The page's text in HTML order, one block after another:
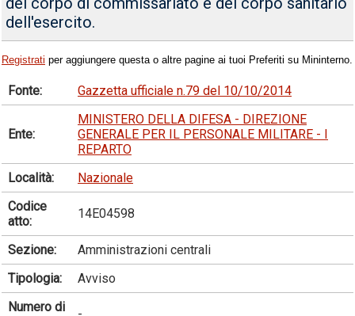
dell'esercito.
Registrati per aggiungere questa o altre pagine ai tuoi Preferiti su Mininterno.
Fonte: Gazzetta ufficiale n.79 del 10/10/2014
Ente:
MINISTERO DELLA DIFESA - DIREZIONE
GENERALE PER IL PERSONALE MILITARE - I
REPARTO
Località:
Nazionale
Codice
atto:
14E04598
Sezione:
Amministrazioni centrali
Tipologia:
Avviso
Numero di